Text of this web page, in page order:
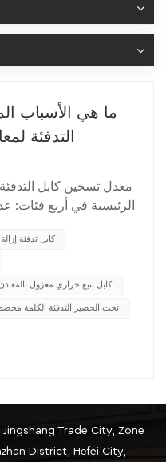
ما هي الأسباب
التدفئة
معدل تسخين كابل التدفئة
الرئيسية في أربع فئات:
الطاقة: السبب الأساسي
الطاقة أو كثافة
التصميم ولا يمكنه
الفعلية للكابل أقل
التسخين غير
مقياس الطاقة لقياس
وقارنها بوثائق
كابل تدفئة
كابل تتبع حراري معزول
تحت الحصير التدفئة الكلمة
District, Hefei City,